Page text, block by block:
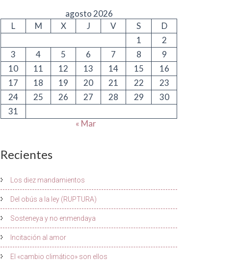
agosto 2026
L
M X J V S
D
1
2
3
4 5 6 7 8
9
10
11 12 13 14 15
16
17
18 19 20 21 22
23
24
25 26 27 28 29
30
31
« Mar
Recientes
Los diez mandamientos
Del obús a la ley (RUPTURA)
Sosteneya y no enmendaya
Incitación al amor
El «cambio climático» son ellos